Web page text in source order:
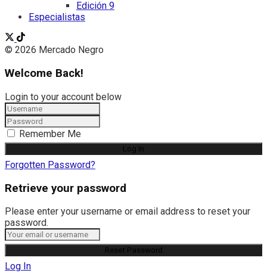
Edición 9
Especialistas
© 2026 Mercado Negro
Welcome Back!
Login to your account below
Remember Me
Forgotten Password?
Retrieve your password
Please enter your username or email address to reset your
password.
Log In